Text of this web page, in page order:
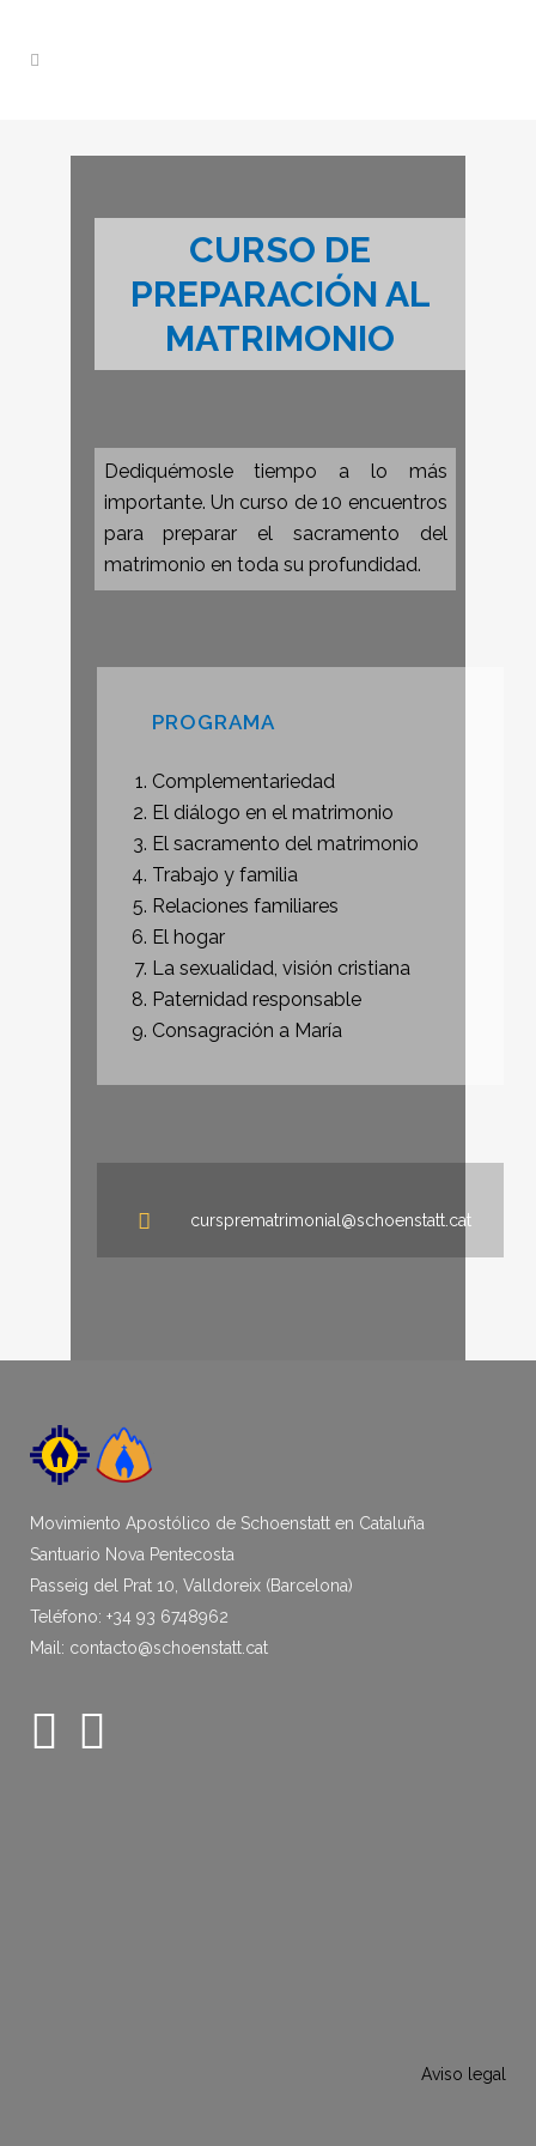
CURSO DE
PREPARACIÓN AL
MATRIMONIO
Dediquémosle tiempo a lo más
importante. Un curso de 10 encuentros
para preparar el sacramento del
matrimonio en toda su profundidad.
PROGRAMA
Complementariedad
El diálogo en el matrimonio
El sacramento del matrimonio
Trabajo y familia
Relaciones familiares
El hogar
La sexualidad, visión cristiana
Paternidad responsable
Consagración a María
cursprematrimonial@schoenstatt.cat
Movimiento Apostólico de Schoenstatt en Cataluña
Santuario Nova Pentecosta
Passeig del Prat 10, Valldoreix (Barcelona)
Teléfono: +34 93 6748962
Mail: contacto@schoenstatt.cat
Aviso legal